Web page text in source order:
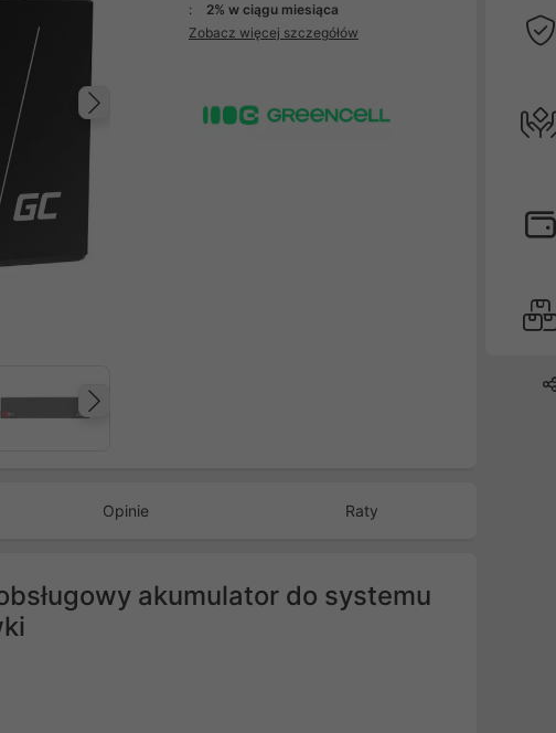
Następny
:
2% w ciągu miesiąca
Zobacz więcej szczegółów
Opinie Raty
akumulator do systemu